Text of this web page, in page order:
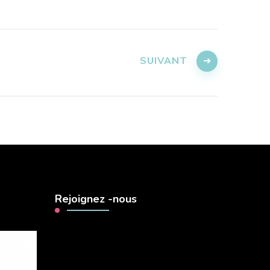
SUIVANT
Rejoignez -nous